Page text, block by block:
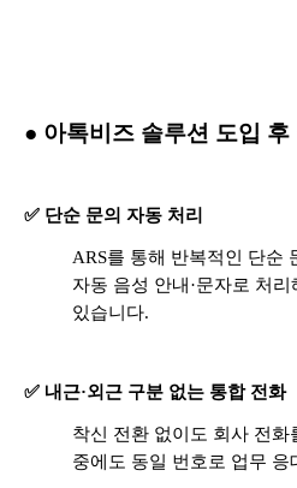
● 아톡비즈 솔루션 도입
✅ 단순 문의 자동 처리
ARS를 통해 반복적인 단순
자동 음성 안내·문자로 처
있습니다.
✅ 내근·외근 구분 없는 통합 전화
착신 전환 없이도 회사 전
중에도 동일 번호로 업무 응